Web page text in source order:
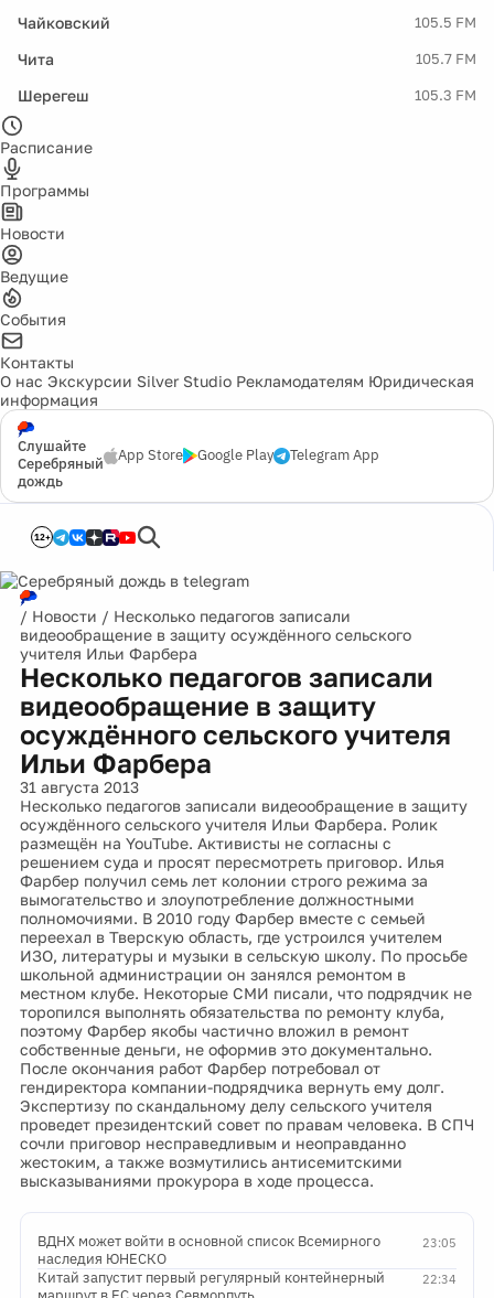
Чайковский 105.5 FM
Чита 105.7 FM
Шерегеш 105.3 FM
Расписание
Программы
Новости
Ведущие
События
Контакты
О нас Экскурсии Silver Studio Рекламодателям Юридическая
информация
Слушайте
Серебряный
дождь
App Store Google Play Telegram App
12+
/ Новости / Несколько педагогов записали
видеообращение в защиту осуждённого сельского
учителя Ильи Фарбера
Несколько педагогов записали
видеообращение в защиту
осуждённого сельского учителя
Ильи Фарбера
31 августа 2013
Несколько педагогов записали видеообращение в защиту
осуждённого сельского учителя Ильи Фарбера. Ролик
размещён на YouTube. Активисты не согласны с
решением суда и просят пересмотреть приговор. Илья
Фарбер получил семь лет колонии строго режима за
вымогательство и злоупотребление должностными
полномочиями. В 2010 году Фарбер вместе с семьей
переехал в Тверскую область, где устроился учителем
ИЗО, литературы и музыки в сельскую школу. По просьбе
школьной администрации он занялся ремонтом в
местном клубе. Некоторые СМИ писали, что подрядчик не
торопился выполнять обязательства по ремонту клуба,
поэтому Фарбер якобы частично вложил в ремонт
собственные деньги, не оформив это документально.
После окончания работ Фарбер потребовал от
гендиректора компании-подрядчика вернуть ему долг.
Экспертизу по скандальному делу сельского учителя
проведет президентский совет по правам человека. В СПЧ
сочли приговор несправедливым и неоправданно
жестоким, а также возмутились антисемитскими
высказываниями прокурора в ходе процесса.
23:05
ВДНХ может войти в основной список Всемирного
наследия ЮНЕСКО
22:34
Китай запустит первый регулярный контейнерный